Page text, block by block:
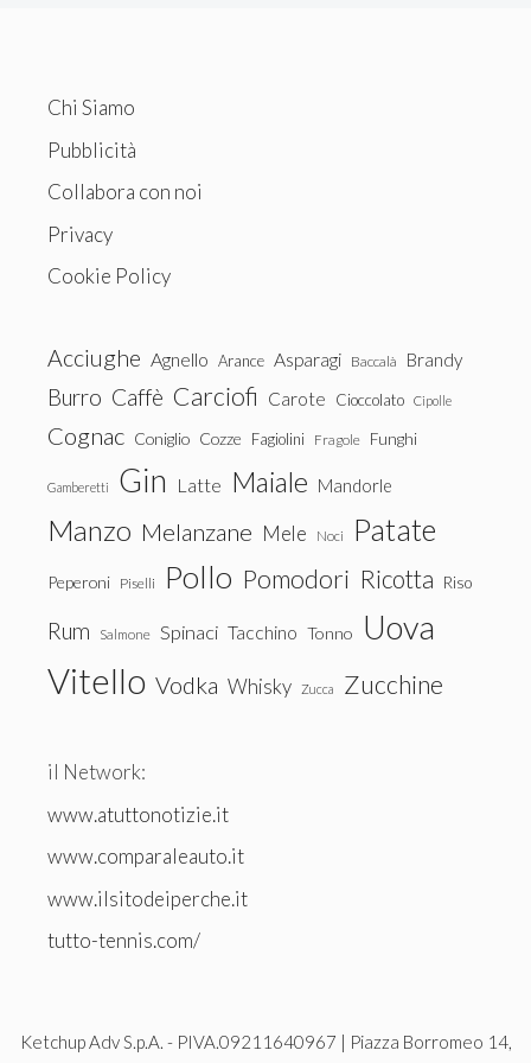
Chi Siamo
Pubblicità
Collabora con noi
Privacy
Cookie Policy
Acciughe Agnello Arance Asparagi Baccalà Brandy
Burro Caffè Carciofi Carote Cioccolato Cipolle
Cognac Coniglio Cozze Fagiolini Fragole Funghi
Gamberetti Gin Latte Maiale Mandorle
Manzo Melanzane Mele Noci Patate
Peperoni Piselli Pollo Pomodori Ricotta Riso
Rum Salmone Spinaci Tacchino Tonno Uova
Vitello Vodka Whisky Zucca Zucchine
il Network:
www.atuttonotizie.it
www.comparaleauto.it
www.ilsitodeiperche.it
tutto-tennis.com/
Ketchup Adv S.p.A. - PIVA.09211640967 | Piazza Borromeo 14,